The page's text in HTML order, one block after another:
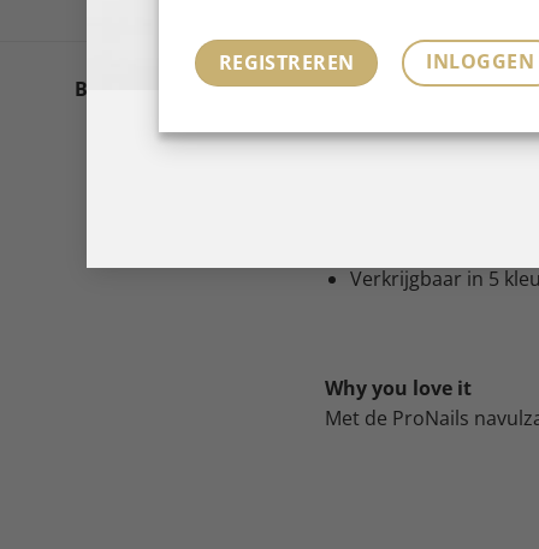
REGISTREREN INLOGGEN
Beschrijving Economisch
Wat is het?
Verkrijgbaar in 5
Why you love it
Met de ProNails